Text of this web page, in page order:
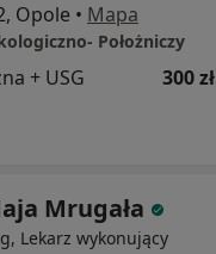
Opole • Mapa
Położniczy
+ USG 300 zł
Mrugała
Lekarz wykonujący